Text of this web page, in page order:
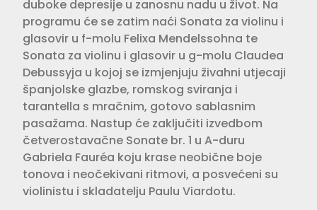
duboke depresije u zanosnu nadu u život. Na
programu će se zatim naći Sonata za violinu i
glasovir u f-molu Felixa Mendelssohna te
Sonata za violinu i glasovir u g-molu Claudea
Debussyja u kojoj se izmjenjuju živahni utjecaji
španjolske glazbe, romskog sviranja i
tarantella s mračnim, gotovo sablasnim
pasažama. Nastup će zaključiti izvedbom
četverostavačne Sonate br. 1 u A-duru
Gabriela Fauréa koju krase neobične boje
tonova i neočekivani ritmovi, a posvećeni su
violinistu i skladatelju Paulu Viardotu.